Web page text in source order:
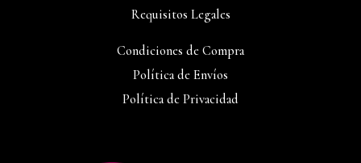
Requisitos Legales
Condiciones de Compra
Política de Envíos
Política de Privacidad